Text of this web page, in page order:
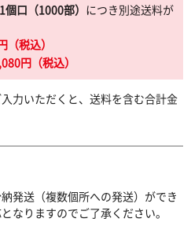
1個口（1000部） につき別途送料が
（税込）
円（税込）
力いただくと、送料を含む合計金
発送（複数個所への発送）ができ
なりますのでご了承ください。